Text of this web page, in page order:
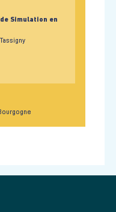
Simulation en